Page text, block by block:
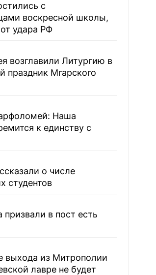
с
воскресной школы,
удара РФ
возглавили Литургию в
праздник Мгарского
Наша
к единству с
о числе
студентов
в пост есть
выхода из Митрополии
лавре не будет